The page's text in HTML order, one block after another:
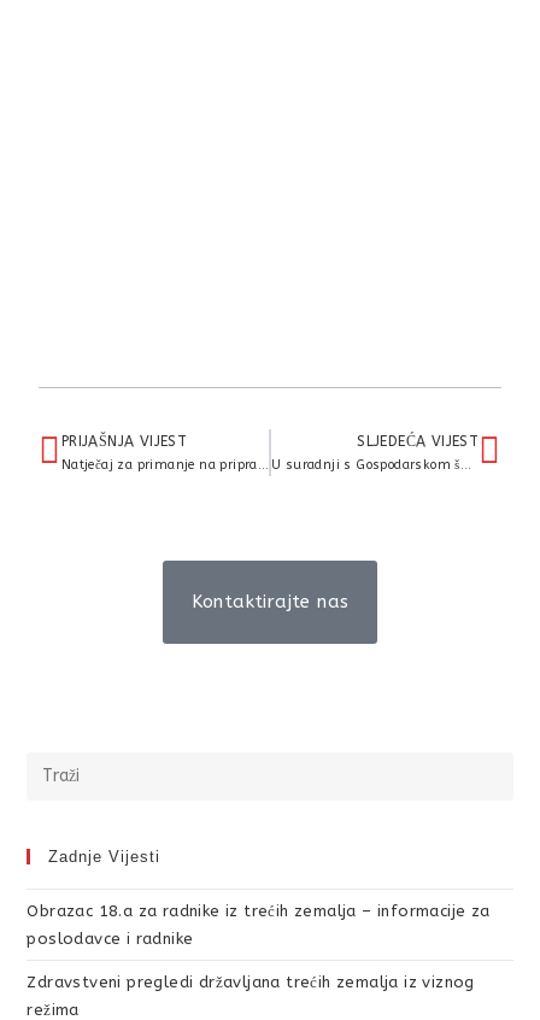
PRIJAŠNJA VIJEST SLJEDEĆA VIJEST
Kontaktirajte nas
Zadnje Vijesti
Obrazac 18.a za radnike iz trećih zemalja – informacije za
poslodavce i radnike
Zdravstveni pregledi državljana trećih zemalja iz viznog
režima